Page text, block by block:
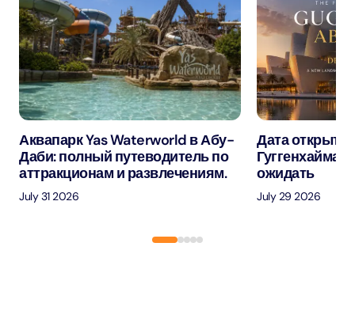
Аквапарк Yas Waterworld в Абу-
Даби: полный путеводитель по
аттракционам и развлечениям.
July 31 2026
Дата
Гуггенхайма
ожидать
July 29 2026